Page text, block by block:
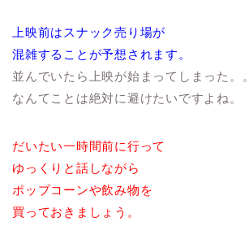
上映前はスナック売り場が
混雑することが予想されます。
並んでいたら上映が始まってしまった。。
なんてことは絶対に避けたいですよね。
だいたい一時間前に行って
ゆっくりと話しながら
ポップコーンや飲み物を
買っておきましょう。